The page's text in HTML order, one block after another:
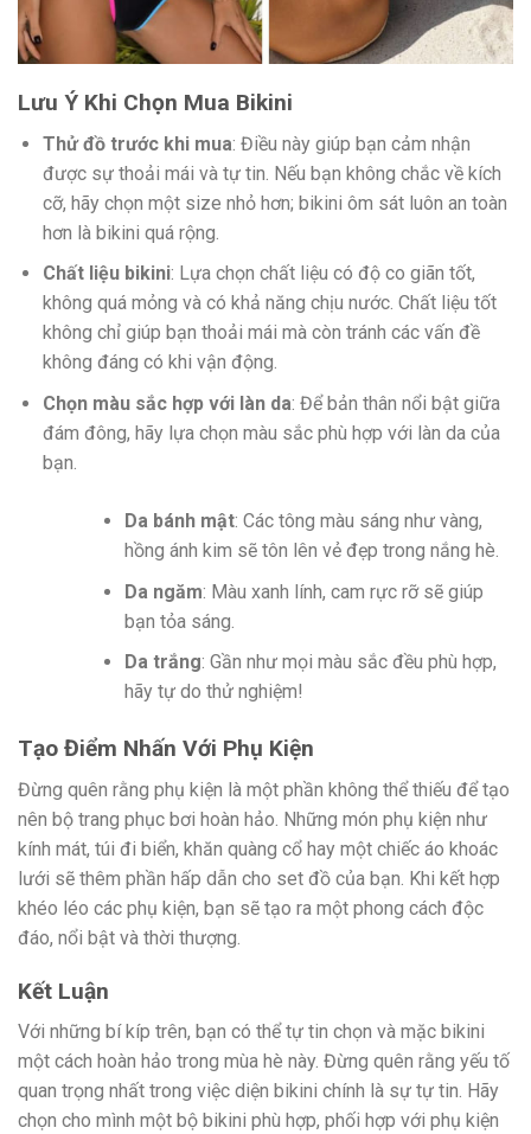
Lưu Ý Khi Chọn Mua Bikini
Thử đồ trước khi mua: Điều này giúp bạn cảm nhận
được sự thoải mái và tự tin. Nếu bạn không chắc về kích
cỡ, hãy chọn một size nhỏ hơn; bikini ôm sát luôn an toàn
hơn là bikini quá rộng.
Chất liệu bikini: Lựa chọn chất liệu có độ co giãn tốt,
không quá mỏng và có khả năng chịu nước. Chất liệu tốt
không chỉ giúp bạn thoải mái mà còn tránh các vấn đề
không đáng có khi vận động.
Chọn màu sắc hợp với làn da: Để bản thân nổi bật giữa
đám đông, hãy lựa chọn màu sắc phù hợp với làn da của
bạn.
Da bánh mật: Các tông màu sáng như vàng,
hồng ánh kim sẽ tôn lên vẻ đẹp trong nắng hè.
Da ngăm: Màu xanh lính, cam rực rỡ sẽ giúp
bạn tỏa sáng.
Da trắng: Gần như mọi màu sắc đều phù hợp,
hãy tự do thử nghiệm!
Tạo Điểm Nhấn Với Phụ Kiện
Đừng quên rằng phụ kiện là một phần không thể thiếu để tạo
nên bộ trang phục bơi hoàn hảo. Những món phụ kiện như
kính mát, túi đi biển, khăn quàng cổ hay một chiếc áo khoác
lưới sẽ thêm phần hấp dẫn cho set đồ của bạn. Khi kết hợp
khéo léo các phụ kiện, bạn sẽ tạo ra một phong cách độc
đáo, nổi bật và thời thượng.
Kết Luận
Với những bí kíp trên, bạn có thể tự tin chọn và mặc bikini
một cách hoàn hảo trong mùa hè này. Đừng quên rằng yếu tố
quan trọng nhất trong việc diện bikini chính là sự tự tin. Hãy
chọn cho mình một bộ bikini phù hợp, phối hợp với phụ kiện